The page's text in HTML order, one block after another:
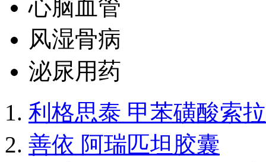
心脑血管
风湿骨病
泌尿用药
利格思泰 甲苯磺酸索
善依 阿瑞匹坦胶囊